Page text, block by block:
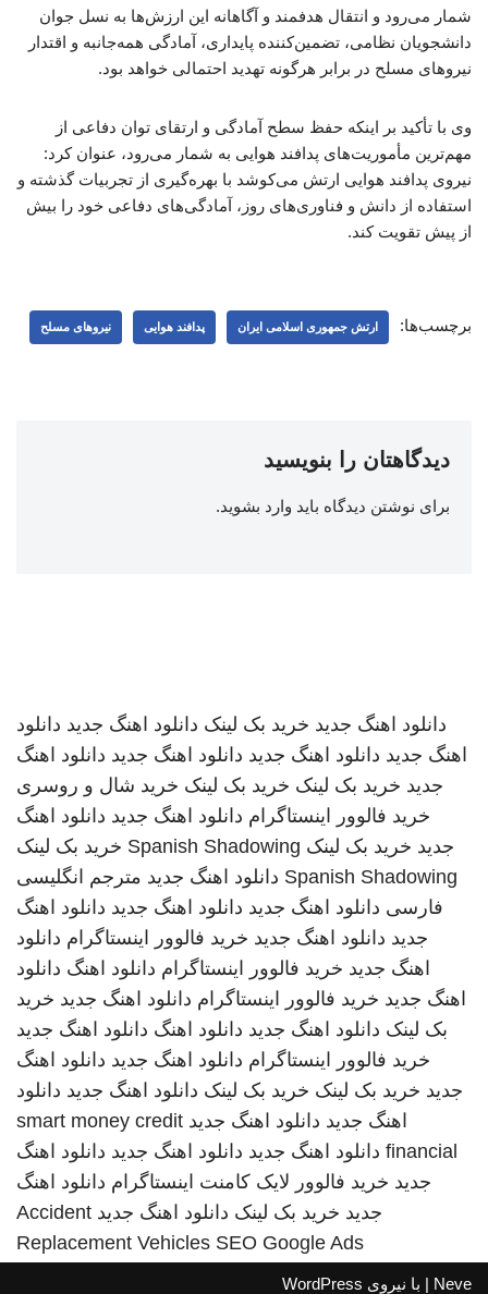
شمار می‌رود و انتقال هدفمند و آگاهانه این ارزش‌ها به نسل جوان
دانشجویان نظامی، تضمین‌کننده پایداری، آمادگی همه‌جانبه و اقتدار
نیروهای مسلح در برابر هرگونه تهدید احتمالی خواهد بود.
وی با تأکید بر اینکه حفظ سطح آمادگی و ارتقای توان دفاعی از
مهم‌ترین مأموریت‌های پدافند هوایی به شمار می‌رود، عنوان کرد:
نیروی پدافند هوایی ارتش می‌کوشد با بهره‌گیری از تجربیات گذشته و
استفاده از دانش و فناوری‌های روز، آمادگی‌های دفاعی خود را بیش
از پیش تقویت کند.
برچسب‌ها: ارتش جمهوری اسلامی ایران پدافند هوایی نیروهای مسلح
دیدگاهتان را بنویسید
برای نوشتن دیدگاه باید وارد بشوید.
دانلود اهنگ جدید خرید بک لینک دانلود اهنگ جدید دانلود
اهنگ جدید دانلود اهنگ جدید دانلود اهنگ جدید دانلود اهنگ
جدید خرید بک لینک خرید بک لینک خرید شال و روسری
خرید فالوور اینستاگرام دانلود اهنگ جدید دانلود اهنگ
جدید خرید بک لینک Spanish Shadowing خرید بک لینک
Spanish Shadowing دانلود اهنگ جدید مترجم انگلیسی
فارسی دانلود اهنگ جدید دانلود اهنگ جدید دانلود اهنگ
جدید دانلود اهنگ جدید خرید فالوور اینستاگرام دانلود
اهنگ جدید خرید فالوور اینستاگرام دانلود اهنگ دانلود
اهنگ جدید خرید فالوور اینستاگرام دانلود اهنگ جدید خرید
بک لینک دانلود اهنگ جدید دانلود اهنگ دانلود اهنگ جدید
خرید فالوور اینستاگرام دانلود اهنگ جدید دانلود اهنگ
جدید خرید بک لینک خرید بک لینک دانلود اهنگ جدید دانلود
اهنگ جدید دانلود اهنگ جدید smart money credit
financial دانلود اهنگ جدید دانلود اهنگ جدید دانلود اهنگ
جدید خرید فالوور لایک کامنت اینستاگرام دانلود اهنگ
جدید خرید بک لینک دانلود اهنگ جدید Accident
Replacement Vehicles SEO Google Ads
Neve | با نیروی WordPress